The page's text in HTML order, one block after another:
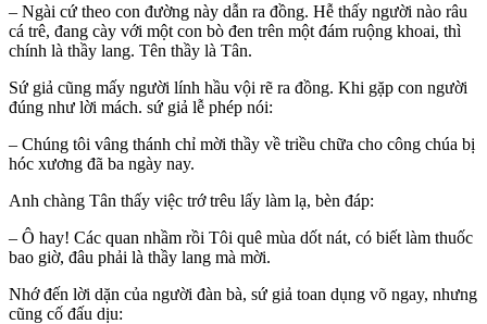
– Ngài cứ theo con đường này dẫn ra đồng. Hễ thấy người nào râu
cá trê, đang cày với một con bò đen trên một đám ruộng khoai, thì
chính là thầy lang. Tên thầy là Tân.
Sứ giả cũng mấy người lính hầu vội rẽ ra đồng. Khi gặp con người
đúng như lời mách. sứ giả lễ phép nói:
– Chúng tôi vâng thánh chỉ mời thầy về triều chữa cho công chúa bị
hóc xương đã ba ngày nay.
Anh chàng Tân thấy việc trớ trêu lấy làm lạ, bèn đáp:
– Ô hay! Các quan nhầm rồi Tôi quê mùa dốt nát, có biết làm thuốc
bao giờ, đâu phải là thầy lang mà mời.
Nhớ đến lời dặn của người đàn bà, sứ giả toan dụng võ ngay, nhưng
cũng cố đấu dịu: